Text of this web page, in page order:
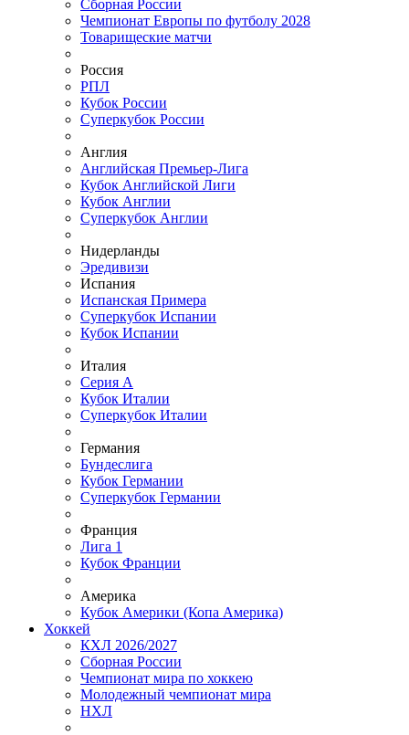
Сборная России
Чемпионат Европы по футболу 2028
Товарищеские матчи
Россия
РПЛ
Кубок России
Суперкубок России
Англия
Английская Премьер-Лига
Кубок Английской Лиги
Кубок Англии
Суперкубок Англии
Нидерланды
Эредивизи
Испания
Испанская Примера
Суперкубок Испании
Кубок Испании
Италия
Серия А
Кубок Италии
Суперкубок Италии
Германия
Бундеслига
Кубок Германии
Суперкубок Германии
Франция
Лига 1
Кубок Франции
Америка
Кубок Америки (Копа Америка)
Хоккей
КХЛ 2026/2027
Сборная России
Чемпионат мира по хоккею
Молодежный чемпионат мира
НХЛ